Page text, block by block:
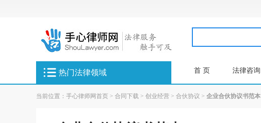
热门法律领域 首 页 法律咨询
当前位置： 手心律师网首页 > 合同下载 > 创业经营 > 合伙协议 > 企业合伙协议书范本